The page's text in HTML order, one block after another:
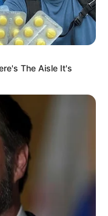
The Aisle It's